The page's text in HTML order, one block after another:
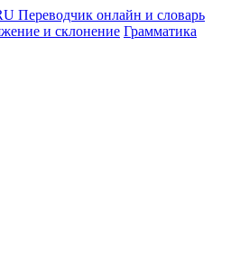
и склонение Грамматика